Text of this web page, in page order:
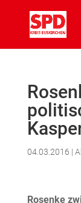
04.03.2016 |
Rosenke